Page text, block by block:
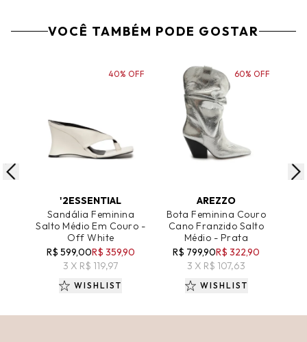
VOCÊ TAMBÉM PODE GOSTAR
'2ESSENTIAL
Sandália Feminina
Salto Médio Em Couro -
Off White
R$ 599,00R$ 359,90
3 X R$ 119,97
40% OFF
WISHLIST
AREZZO
Bota Feminina Couro
Cano Franzido Salto
Médio - Prata
R$ 799,90R$ 322,90
3 X R$ 107,63
60% OFF
WISHLIST